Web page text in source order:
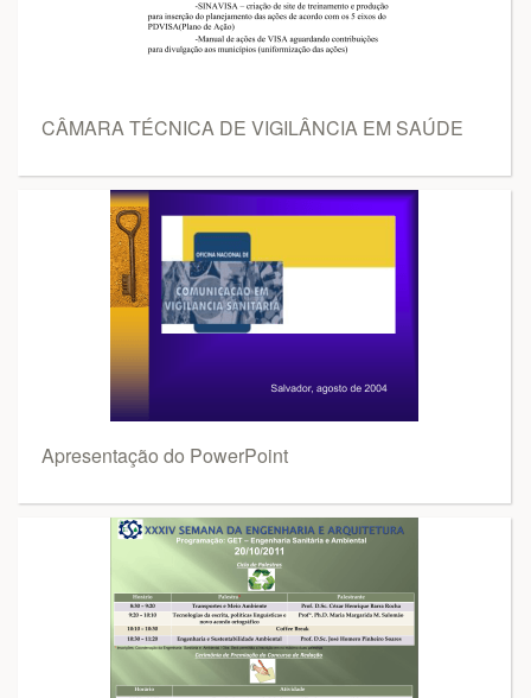
CÂMARA TÉCNICA DE VIGILÂNCIA EM SAÚDE
Apresentação do PowerPoint